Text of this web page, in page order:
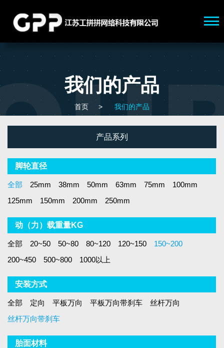
我们的产品
首页 > 我们的产品
产品系列
脚轮直径
全部 25mm 38mm 50mm 63mm 75mm
100mm
125mm
150mm 200mm 250mm
动（力）载重量KG
全部 20~50 50~80 80~120 120~150
150~200
200~450
500~800 1000以上
安装方式
全部 定向 平板万向 平板万向带刹车
丝杆万向
丝杆万向带刹车
胎面材料